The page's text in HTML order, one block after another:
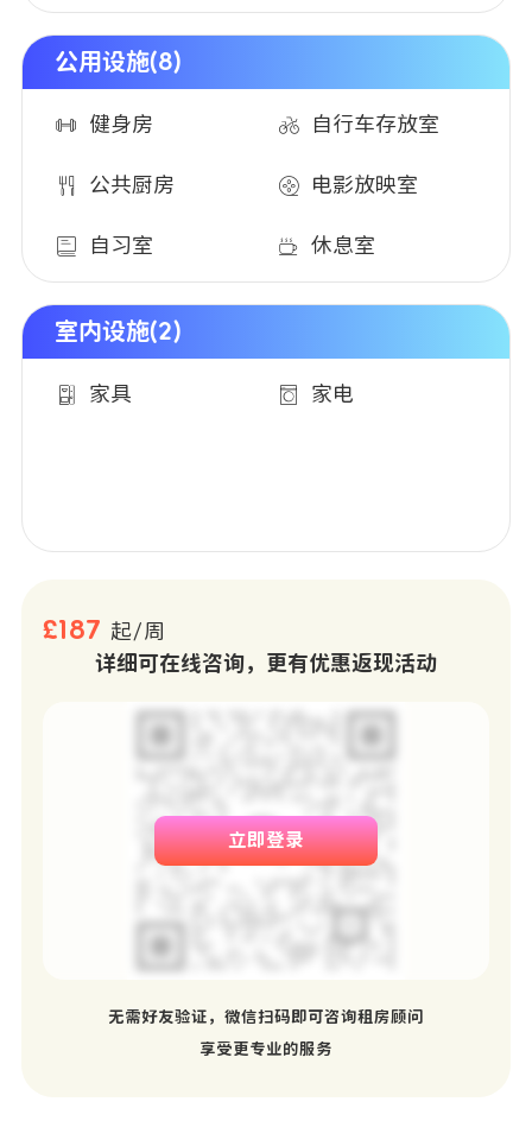
公用设施(8)
健身房 自行车存放室
公共厨房 电影放映室
自习室 休息室
室内设施(2)
家具 家电
£187 起/周
详细可在线咨询，更有优惠返现活动
立即登录
无需好友验证，微信扫码即可咨询租房顾问
享受更专业的服务